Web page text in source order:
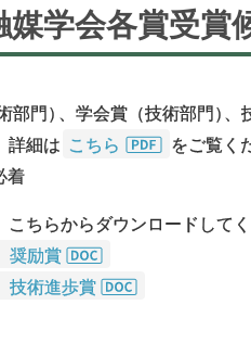
媒学会各賞受賞
部⾨） 、学会賞（技術部⾨）、
詳細は こちら
をご覧く
着
ちらからダウンロードしてく
奨励賞
技術進歩賞